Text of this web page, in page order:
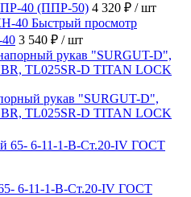
40 (ППР-50) 4 320 ₽ / шт
Быстрый просмотр
3 540 ₽ / шт
рукав "SURGUT-D",
TL025SR-D TITAN LOCK
6-11-1-B-Ст.20-IV ГОСТ